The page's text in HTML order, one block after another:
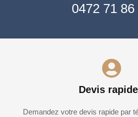
0472 71 86
Devis
Demandez votre devis rapide par